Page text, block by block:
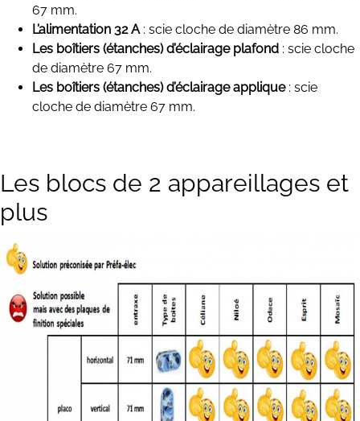
67 mm.
L’alimentation 32 A: scie cloche de diamètre 86 mm.
Les boîtiers (étanches) d’éclairage plafond : scie cloche
de diamètre 67 mm.
Les boîtiers (étanches) d’éclairage applique: scie
cloche de diamètre 67 mm.
Les blocs de 2 appareillages et
plus